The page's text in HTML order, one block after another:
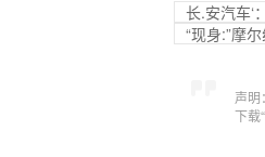
长.安汽车‘
“现身:”摩
声明
下载